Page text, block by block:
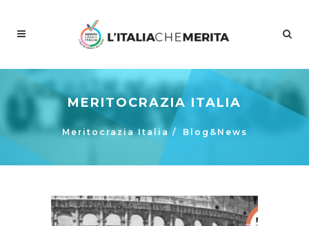
MERITOCRAZIA ITALIA
Meritocrazia Italia/ Blog&News